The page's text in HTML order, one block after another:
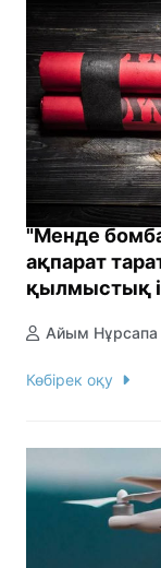
"Менде
ақпарат
қылмыстық
Айым Нұрсапа
Көбірек оқу